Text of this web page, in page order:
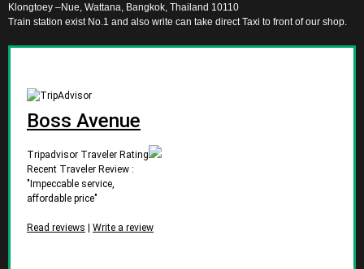
Klongtoey –Nue, Wattana, Bangkok, Thailand 10110
Train station exist No.1 and also write can take direct Taxi to front of our shop.
Boss Avenue
Tripadvisor Traveler Rating
Recent Traveler Review :
"Impeccable service,
affordable price"
Read reviews Write a review